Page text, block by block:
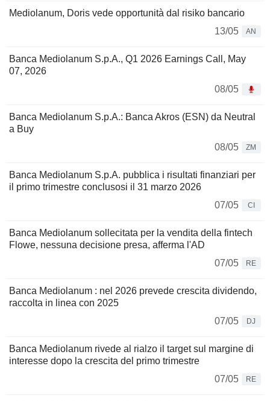
Mediolanum, Doris vede opportunità dal risiko bancario
13/05
AN
Banca Mediolanum S.p.A., Q1 2026 Earnings Call, May
07, 2026
08/05
Banca Mediolanum S.p.A.: Banca Akros (ESN) da Neutral
a Buy
08/05
ZM
Banca Mediolanum S.p.A. pubblica i risultati finanziari per
il primo trimestre conclusosi il 31 marzo 2026
07/05
CI
Banca Mediolanum sollecitata per la vendita della fintech
Flowe, nessuna decisione presa, afferma l'AD
07/05
RE
Banca Mediolanum : nel 2026 prevede crescita dividendo,
raccolta in linea con 2025
07/05
DJ
Banca Mediolanum rivede al rialzo il target sul margine di
interesse dopo la crescita del primo trimestre
07/05
RE